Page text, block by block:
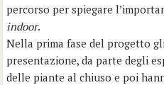
percorso per spiegare
indoor.
Nella prima fase del progetto
presentazione, da parte degli
delle piante al chiuso e poi